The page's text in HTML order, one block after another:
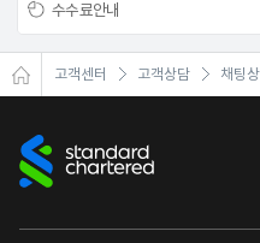
가능합니다.
수집·이용 항목
일반개인정보: 성명, 연락처
수수료안내
고객센터 고객상담 채팅